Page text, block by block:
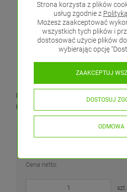
Parametry
Rodzaj:
Szerokość:
Długość:
Dostępność:
Produkt wysyłamy:
5,95
Cena netto:
szt.
Strona korzysta z plików
usług zgodnie z
Możesz zaakceptować
wszystkich tych plików i
dostosować użycie plików
wybierając opcję
ODMOWA
DOSTOSUJ
ZAAKCEPTUJ